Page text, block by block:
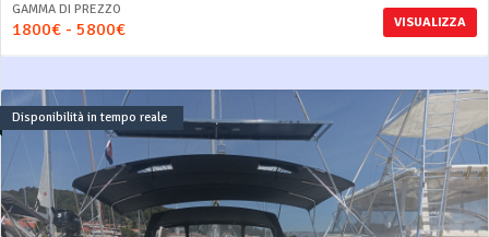
VISUALIZZA
GAMMA DI PREZZO
1800€ - 5800€
Disponibilità in tempo reale